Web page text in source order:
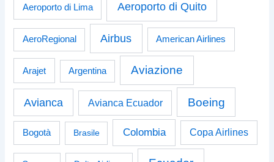
Aeroporto di Lima Aeroporto di Quito
AeroRegional Airbus American Airlines
Arajet Argentina Aviazione
Avianca Avianca Ecuador Boeing
Bogotà Brasile Colombia Copa Airlines